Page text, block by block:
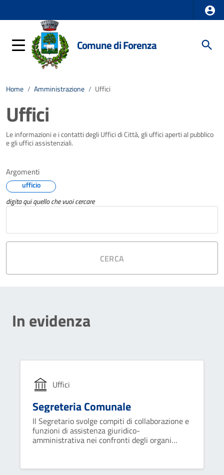
Comune di Forenza
Home / Amministrazione / Uffici
Uffici
Le informazioni e i contatti degli Uffici di Città, gli uffici aperti al pubblico
e gli uffici assistenziali.
Argomenti
ufficio
digita qui quello che vuoi cercare
CERCA
In evidenza
Uffici
Segreteria Comunale
Il Segretario svolge compiti di collaborazione e
funzioni di assistenza giuridico-
amministrativa nei confronti degli organi
regolamenti.